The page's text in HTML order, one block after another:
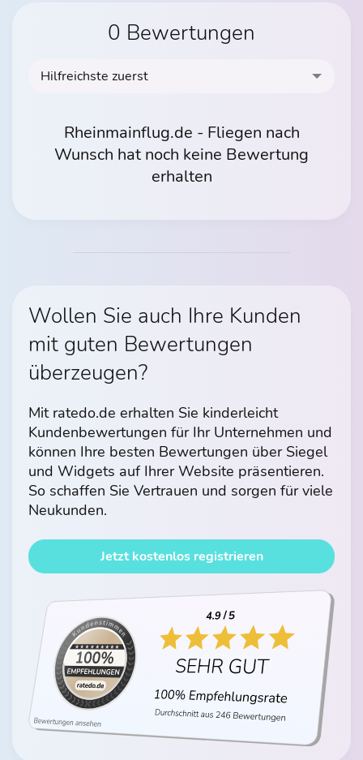
0 Bewertungen
Hilfreichste zuerst
Rheinmainflug.de - Fliegen nach
Wunsch hat noch keine Bewertung
erhalten
Wollen Sie auch Ihre Kunden
mit guten Bewertungen
überzeugen?
Mit ratedo.de erhalten Sie kinderleicht
Kundenbewertungen für Ihr Unternehmen und
können Ihre besten Bewertungen über Siegel
und Widgets auf Ihrer Website präsentieren.
So schaffen Sie Vertrauen und sorgen für viele
Neukunden.
Jetzt kostenlos registrieren